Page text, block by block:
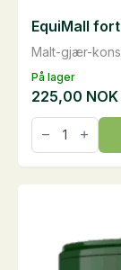
På lager
Malt-gjær-
EquiMall
225,00 NOK
EquiMall
forte,
500
ml